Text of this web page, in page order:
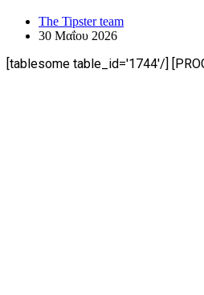
The Tipster team
30 Μαΐου 2026
[tablesome table_id='1744'/]